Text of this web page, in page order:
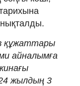
құжаттары
айналымға
жылдың 3